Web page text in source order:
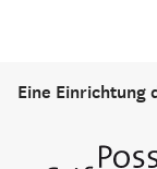
Eine Einrichtung